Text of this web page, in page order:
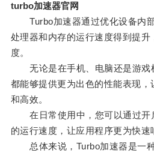
turbo加速器官网
Turbo加速器通过优化设备内部
处理器和内存的运行速度得到提升
度。
无论是在手机、电脑还是游戏
都能够提供更为出色的性能表现，
和高效。
在日常使用中，您可以通过开
的运行速度，让应用程序更为快速
总体来说，Turbo加速器是一种